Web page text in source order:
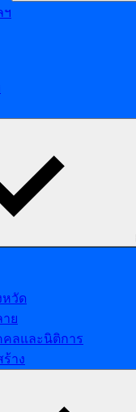
ฯ
หวัด
ย
ลและนิติการ
าง